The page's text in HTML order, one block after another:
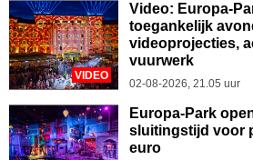
VIDEO
Video: Europa-
toegankelijk
videoprojecties,
vuurwerk
02-08-2026, 21.05 uur
Europa-Park
sluitingstijd voor
euro